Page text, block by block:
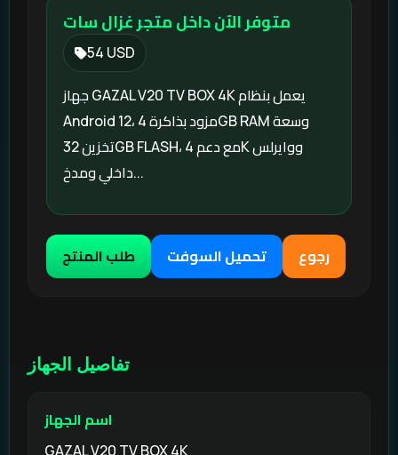
متوفر الآن داخل متجر غزال سات
54 USD
جهاز GAZAL V20 TV BOX 4K يعمل بنظام
Android 12، مزود بذاكرة 4GB RAM وسعة
تخزين 32GB FLASH، مع دعم 4K ووايرلس
داخلي ومدخ...
طلب المنتج تحميل السوفت رجوع
تفاصيل الجهاز
اسم الجهاز
GAZAL V20 TV BOX 4K